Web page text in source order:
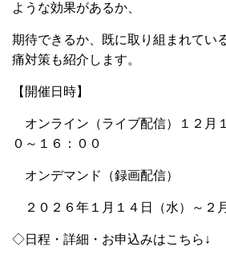
ような効果があるか、
期待できるか、既に取り組まれてい
痛対策も紹介します。
【開催日時】
オンライン（ライブ配信）１２月
０～１６：００
オンデマンド（録画配信）
２０２６年１月１４日（水）～２
◇日程・詳細・お申込みはこちら↓